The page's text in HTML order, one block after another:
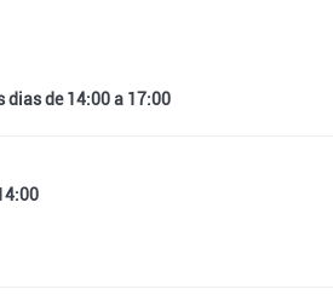
dias de 14:00 a 17:00